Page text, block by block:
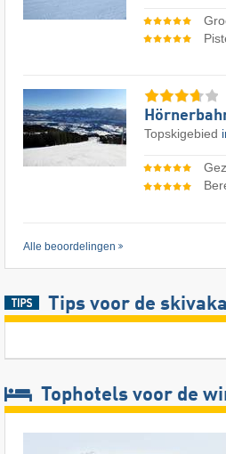
Topskigebied
Alle beoordelingen
Tips voor de
Tophotels voor de